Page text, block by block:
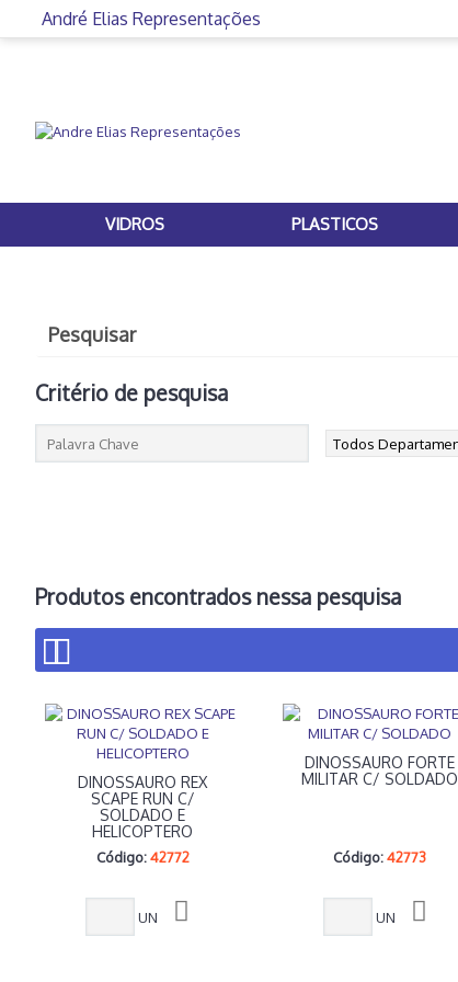
André Elias Representações
VIDROS PLASTICOS
Pesquisar
Critério de pesquisa
Produtos encontrados nessa pesquisa
DINOSSAURO REX
SCAPE RUN C/
SOLDADO E
HELICOPTERO
Código:42772
UN
DINOSSAURO FORTE
MILITAR C/ SOLDADO
Código: 42773
UN